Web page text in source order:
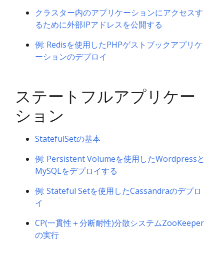
クラスター内のアプリケーションにアクセスす
るために外部IPアドレスを公開する
例: Redisを使用したPHPゲストブックアプリケ
ーションのデプロイ
ステートフルアプリケー
ション
StatefulSetの基本
例: Persistent Volumeを使用したWordpressと
MySQLをデプロイする
例: Stateful Setを使用したCassandraのデプロ
イ
CP(一貫性＋分断耐性)分散システムZooKeeper
の実行